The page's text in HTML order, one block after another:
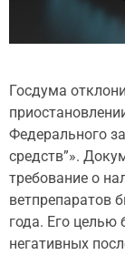
Госдума
Федерального
средств”».
требование о
ветпрепаратов
года. Его
негативных